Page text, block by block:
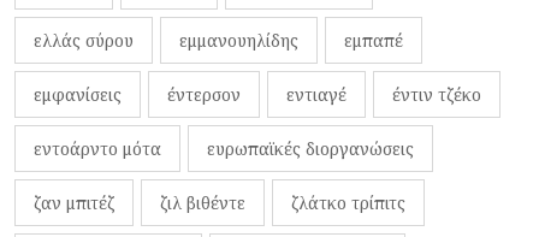
ελλάς σύρου εμμανουηλίδης εμπαπέ
εμφανίσεις έντερσον εντιαγέ έντιν τζέκο
εντοάρντο μότα ευρωπαϊκές διοργανώσεις
ζαν μπιτέζ ζιλ βιθέντε ζλάτκο τρίπιτς